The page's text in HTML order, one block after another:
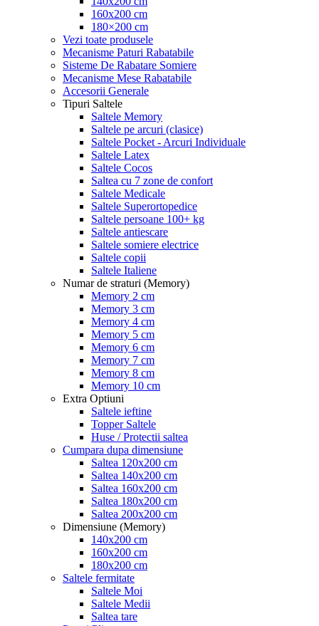
160x200 cm
180×200 cm
Vezi toate produsele
Mecanisme Paturi Rabatabile
Sisteme De Rabatare Somiere
Mecanisme Mese Rabatabile
Accesorii Generale
Tipuri Saltele
Saltele Memory
Saltele pe arcuri (clasice)
Saltele Pocket - Arcuri Individuale
Saltele Latex
Saltele Cocos
Saltea cu 7 zone de confort
Saltele Medicale
Saltele Superortopedice
Saltele persoane 100+ kg
Saltele antiescare
Saltele somiere electrice
Saltele copii
Saltele Italiene
Numar de straturi (Memory)
Memory 2 cm
Memory 3 cm
Memory 4 cm
Memory 5 cm
Memory 6 cm
Memory 7 cm
Memory 8 cm
Memory 10 cm
Extra Optiuni
Saltele ieftine
Topper Saltele
Huse / Protectii saltea
Cumpara dupa dimensiune
Saltea 120x200 cm
Saltea 140x200 cm
Saltea 160x200 cm
Saltea 180x200 cm
Saltea 200x200 cm
Dimensiune (Memory)
140x200 cm
160x200 cm
180x200 cm
Saltele fermitate
Saltele Moi
Saltele Medii
Saltea tare